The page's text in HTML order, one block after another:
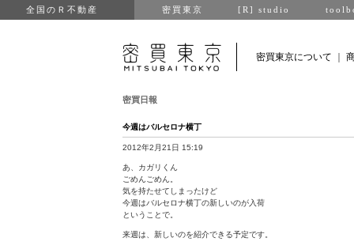
全国のＲ不動産 密買東京 [R] studio
密買東京について
密買日報
今週はバルセロナ横丁
2012年2月21日 15:19
あ、カガリくん
ごめんごめん。
気を持たせてしまったけど
今週はバルセロナ横丁の新しいのが入荷
ということで。
来週は、新しいのを紹介できる予定です。